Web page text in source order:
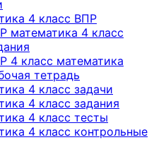
4 класс ВПР
математика 4 класс
4 класс математика
тетрадь
4 класс задачи
4 класс задания
4 класс тесты
4 класс контрольные